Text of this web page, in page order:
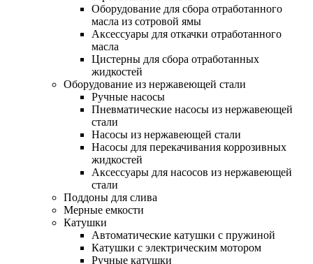
Оборудование для сбора отработанного
масла из сотровой ямы
Аксессуары для откачки отработанного
масла
Цистерны для сбора отработанных
жидкостей
Оборудование из нержавеющей стали
Ручные насосы
Пневматические насосы из нержавеющей
стали
Насосы из нержавеющей стали
Насосы для перекачивания коррозивных
жидкостей
Аксессуары для насосов из нержавеющей
стали
Поддоны для слива
Мерные емкости
Катушки
Автоматические катушки с пружиной
Катушки с электрическим мотором
Ручные катушки